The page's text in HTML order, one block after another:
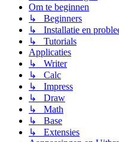
Om te beginnen
↳ Beginners
↳ Installatie en
↳ Tutorials
Applicaties
↳ Writer
↳ Calc
↳ Impress
↳ Draw
↳ Math
↳ Base
↳ Extensies